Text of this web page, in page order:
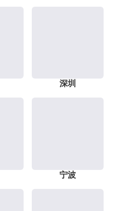
深圳
宁波